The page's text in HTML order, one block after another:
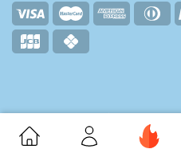
© Yasmin Baby -
Desenvolvido por: